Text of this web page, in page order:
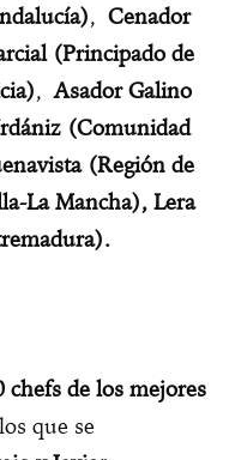
, Cenador
(Principado de
,Asador Galino
(Comunidad
(Región de
La Mancha), Lera
chefs de los mejores
que se